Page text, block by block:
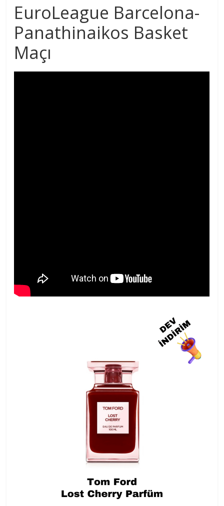
EuroLeague Barcelona-
Panathinaikos Basket
Maçı